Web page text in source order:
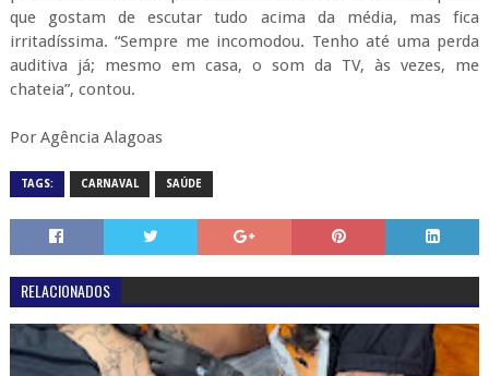
RELACIONADOS
da tatuagem em Maceió
August 04, 2026 0